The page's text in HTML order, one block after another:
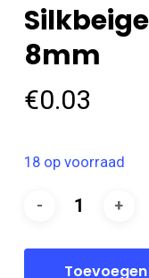
8mm
€0.03
18 op voorraad